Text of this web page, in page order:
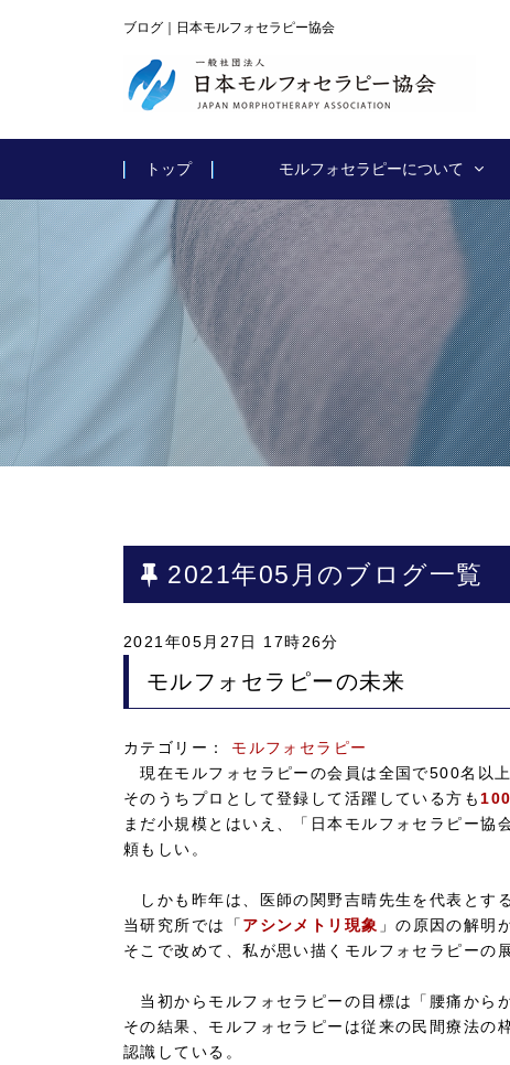
ブログ｜日本モルフォセラピー協会
トップ モルフォセラピーについて
2021年05月のブログ一覧
2021年05月27日 17時26分
モルフォセラピーの未来
カテゴリー： モルフォセラピー
現在モルフォセラピーの会員は全国で500名以上
そのうちプロとして登録して活躍している方も
まだ小規模とはいえ、「日本モルフォセラピー
頼もしい。
しかも昨年は、医師の関野吉晴先生を代表とす
当研究所では「 アシンメトリ現象 」の原因の解明
そこで改めて、私が思い描くモルフォセラピーの
当初からモルフォセラピーの目標は「腰痛から
その結果、モルフォセラピーは従来の民間療法の
認識している。